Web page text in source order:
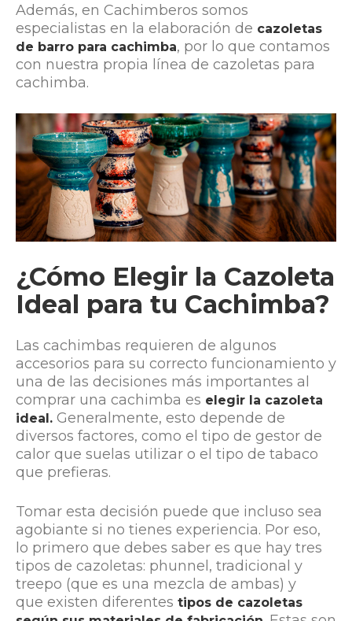
Además, en Cachimberos somos
especialistas en la elaboración de cazoletas
de barro para cachimba, por lo que contamos
con nuestra propia línea de cazoletas para
cachimba.
¿Cómo Elegir la Cazoleta
Ideal para tu Cachimba?
Las cachimbas requieren de algunos
accesorios para su correcto funcionamiento y
una de las decisiones más importantes al
comprar una cachimba es elegir la cazoleta
ideal. Generalmente, esto depende de
diversos factores, como el tipo de gestor de
calor que suelas utilizar o el tipo de tabaco
que prefieras.
Tomar esta decisión puede que incluso sea
agobiante si no tienes experiencia. Por eso,
lo primero que debes saber es que hay tres
tipos de cazoletas: phunnel, tradicional y
treepo (que es una mezcla de ambas) y
que existen diferentes tipos de cazoletas